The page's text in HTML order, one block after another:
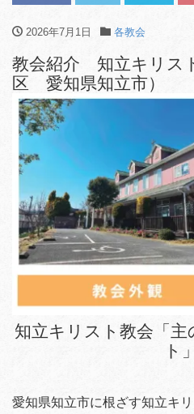
2026年7月1日 各教会
教会紹介 知立キリス
区 愛知県知立市）
知立キリスト教会「
ト」
愛知県知立市に根ざす知立キ